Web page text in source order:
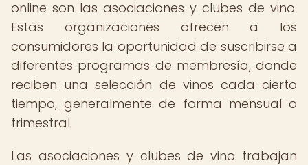
online son las asociaciones y clubes de vino.
Estas organizaciones ofrecen a los
consumidores la oportunidad de suscribirse a
diferentes programas de membresía, donde
reciben una selección de vinos cada cierto
tiempo, generalmente de forma mensual o
trimestral.
Las asociaciones y clubes de vino trabajan